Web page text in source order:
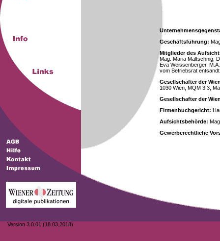
Version 3.0.01 (18.03.2018)
Geschäftsführung:
Mitglieder des
Mag. Maria Maltschnig;
Eva Weissenberger,
vom Betriebsrat
Gesellschafter der
1030 Wien, MQM 3.3,
Gesellschafter der
Firmenbuchgericht:
Aufsichtsbehörde:
Gewerberechtliche